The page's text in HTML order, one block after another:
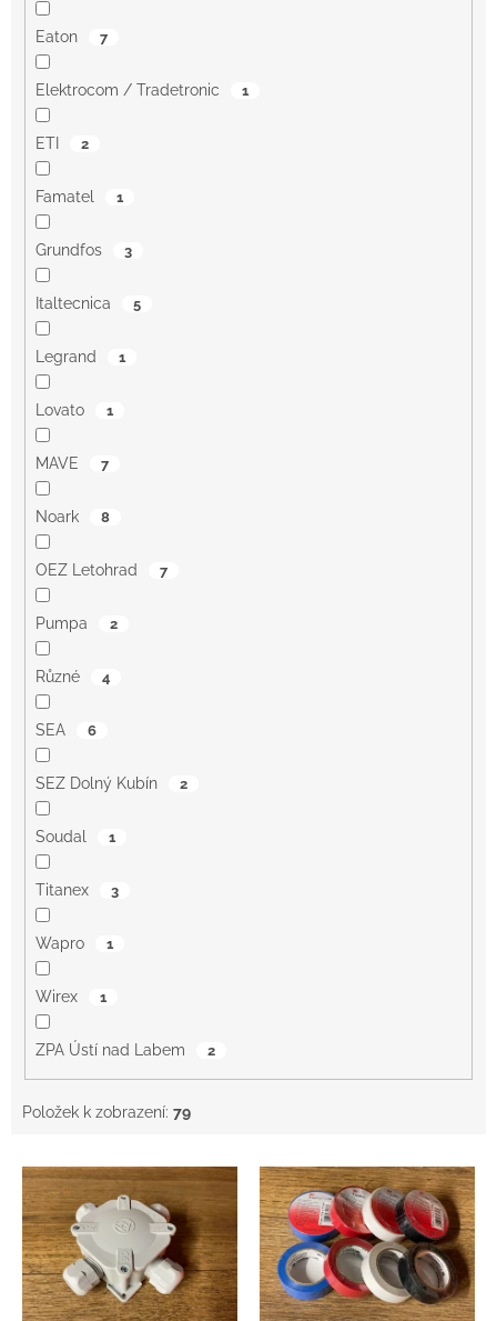
Eaton 7
Elektrocom / Tradetronic 1
ETI 2
Famatel 1
Grundfos 3
Italtecnica 5
Legrand 1
Lovato 1
MAVE 7
Noark 8
OEZ Letohrad 7
Pumpa 2
Různé 4
SEA 6
SEZ Dolný Kubín 2
Soudal 1
Titanex 3
Wapro 1
Wirex 1
ZPA Ústí nad Labem 2
Položek k zobrazení: 79
V